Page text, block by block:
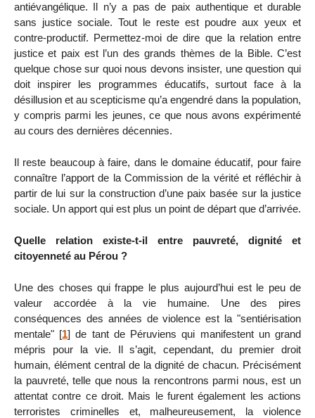
antiévangélique. Il n’y a pas de paix authentique et durable
sans justice sociale. Tout le reste est poudre aux yeux et
contre-productif. Permettez-moi de dire que la relation entre
justice et paix est l’un des grands thèmes de la Bible. C’est
quelque chose sur quoi nous devons insister, une question qui
doit inspirer les programmes éducatifs, surtout face à la
désillusion et au scepticisme qu’a engendré dans la population,
y compris parmi les jeunes, ce que nous avons expérimenté
au cours des dernières décennies.
Il reste beaucoup à faire, dans le domaine éducatif, pour faire
connaître l’apport de la Commission de la vérité et réfléchir à
partir de lui sur la construction d’une paix basée sur la justice
sociale. Un apport qui est plus un point de départ que d’arrivée.
Quelle relation existe-t-il entre pauvreté, dignité et
citoyenneté au Pérou ?
Une des choses qui frappe le plus aujourd’hui est le peu de
valeur accordée à la vie humaine. Une des pires
conséquences des années de violence est la "sentiérisation
mentale" [1] de tant de Péruviens qui manifestent un grand
mépris pour la vie. Il s’agit, cependant, du premier droit
humain, élément central de la dignité de chacun. Précisément
la pauvreté, telle que nous la rencontrons parmi nous, est un
attentat contre ce droit. Mais le furent également les actions
terroristes criminelles et, malheureusement, la violence